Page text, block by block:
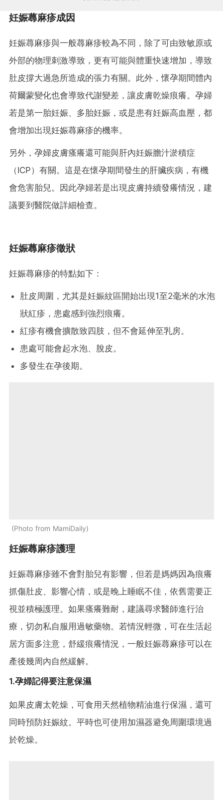
妊娠蕁麻疹成因
妊娠蕁麻疹與一般蕁麻疹較為不同，除了可由致敏原或
外部的物理刺激導致，更有可能與體重快速增加，導致
肚皮撐大過急所造成的張力有關。此外，懷孕期間體內
荷爾蒙變化也會導致代謝變差，讓皮膚乾燥痕癢。孕婦
若是第一胎妊娠、多胎妊娠，或是患有妊娠高血壓，都
會增加出現妊娠蕁麻疹的機率。
另外，孕婦皮膚瘙癢還可能與肝內妊娠膽汁淤積症
（ICP）有關。這是在懷孕期間發生的肝臟疾病，有機
會危害胎兒。因此孕婦若是出現皮膚持續發癢情況，建
議要到醫院做詳細檢查。
妊娠蕁麻疹徵狀
妊娠蕁麻疹的特點如下：
肚皮周圍，尤其是妊娠紋區開始出現1至2毫米的水泡
狀紅疹，患處感到強烈痕癢。
紅疹有機會擴散致四肢，但不會延伸至乳房。
患處可能會起水泡、脫皮。
多發生在孕後期。
Photo from MamiDaily
妊娠蕁麻疹護理
妊娠蕁麻疹雖不會對胎兒有影響，但若是媽媽因為痕癢
抓傷肚皮、影響心情，或是晚上睡眠不佳，依舊需要正
視並積極護理。如果瘙癢難耐，建議尋求醫師進行治
療，切勿私自服用過敏藥物。若情況輕微，可在生活起
居方面多注意，舒緩痕癢情況，一般妊娠蕁麻疹可以在
產後幾周內自然緩解。
1.孕婦記得要注意保濕
如果皮膚太乾燥，可食用天然植物精油進行保濕，還可
同時預防妊娠紋。平時也可使用加濕器避免周圍環境過
於乾燥。